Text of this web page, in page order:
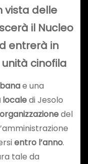
vista delle
il Nucleo
entrerà in
cinofila
e una
localedi Jesolo
del
entro l’anno.
tale da